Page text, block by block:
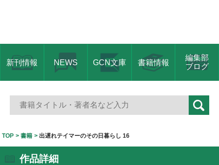
新刊情報 NEWS GCN文庫 書籍情報
編集部
ブログ
TOP 書籍 出遅れテイマーのその日暮らし 16
作品詳細